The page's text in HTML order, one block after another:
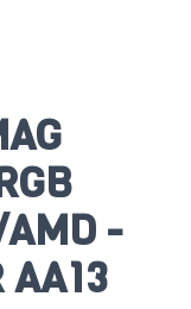
-
AA13